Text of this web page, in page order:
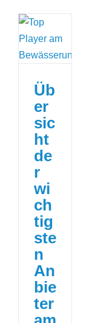
Üb
er
sic
ht
de
r
wi
ch
tig
ste
n
An
bie
ter